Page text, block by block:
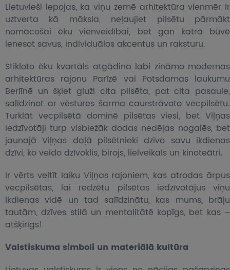
Lietuvieši lepojas, ka viņu zemē arhitektūra vienmēr ir
uztverta kā māksla, neļaujiet pilsētu pārmākt
nomācošai ēku vienveidībai, bet gan katrā būvē
ienesot savus, individuālos akcentus un raksturu.
Stikloto ēku kvartāls atgādina labi zināmo modernas
arhitektūras rajonu Parīzē vai Potsdamas laukumu
Berlīnē un šķiet gluži cita pilsēta, pat cita pasaule,
salīdzinot ar vēstures šarma caurstrāvoto vecpilsētu.
Turklāt vecpilsētā dominē pilsētas viesi, bet Viļņas
iedzīvotāji turp visbiežāk dodas nedēļas nogalēs, bet
jaunajā Viļņas daļā pilsētnieki dzīvo savu ikdienas
dzīvi, ko veido dzīvoklis, birojs, lielveikals un kinoteātri.
Ir vērts veltīt laiku Viļņas rajoniem, kas atrodas ārpus
vecpilsētas, lai redzētu pilsētas iedzīvotājus viņu
ikdienas vidē un tad salīdzinātu, kas mums, brāļu
tautām, dzīves stilā un mentalitātē kopīgs, bet kas –
atšķirīgs!
Valstiskuma simboli un materiālā kultūra